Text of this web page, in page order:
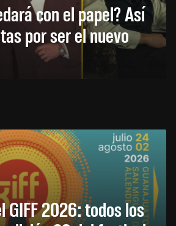
con el papel? Así
por ser el nuevo
GIFF 2026: todos los